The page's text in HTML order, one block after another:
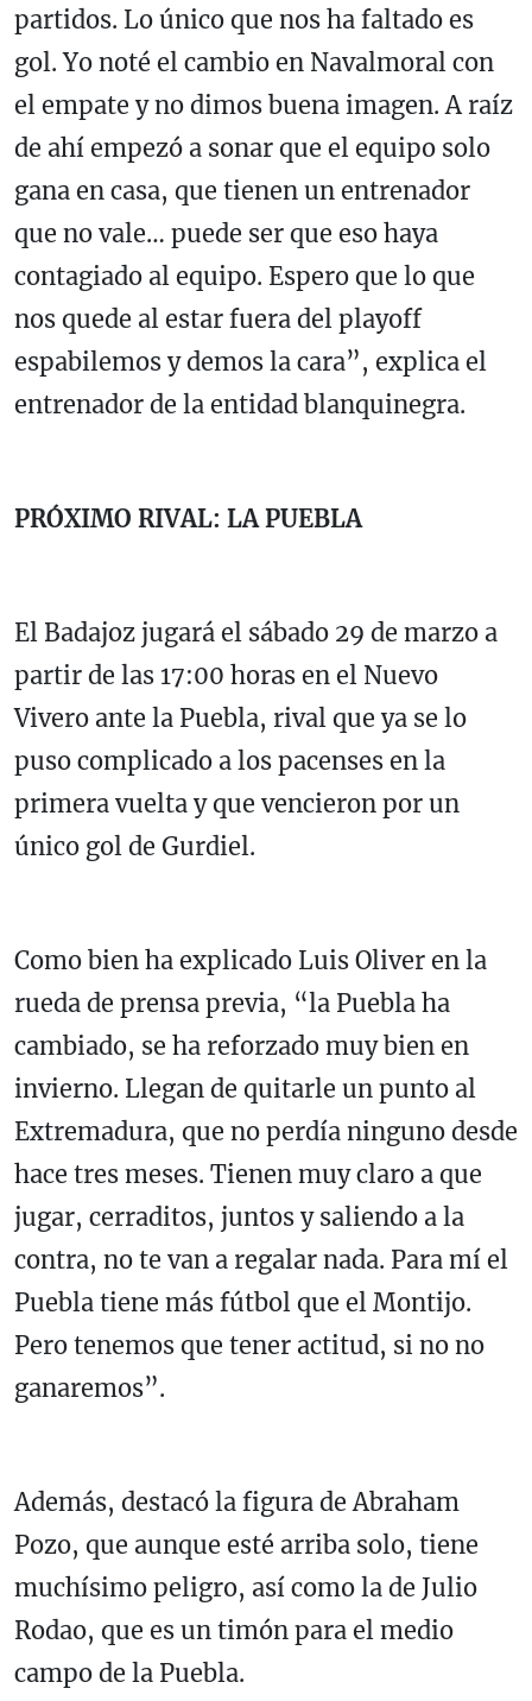
partidos. Lo único que nos ha faltado es
gol. Yo noté el cambio en Navalmoral con
el empate y no dimos buena imagen. A raíz
de ahí empezó a sonar que el equipo solo
gana en casa, que tienen un entrenador
que no vale… puede ser que eso haya
contagiado al equipo. Espero que lo que
nos quede al estar fuera del playoff
espabilemos y demos la cara”, explica el
entrenador de la entidad blanquinegra.
PRÓXIMO RIVAL: LA PUEBLA
El Badajoz jugará el sábado 29 de marzo a
partir de las 17:00 horas en el Nuevo
Vivero ante la Puebla, rival que ya se lo
puso complicado a los pacenses en la
primera vuelta y que vencieron por un
único gol de Gurdiel.
Como bien ha explicado Luis Oliver en la
rueda de prensa previa, “la Puebla ha
cambiado, se ha reforzado muy bien en
invierno. Llegan de quitarle un punto al
Extremadura, que no perdía ninguno desde
hace tres meses. Tienen muy claro a que
jugar, cerraditos, juntos y saliendo a la
contra, no te van a regalar nada. Para mí el
Puebla tiene más fútbol que el Montijo.
Pero tenemos que tener actitud, si no no
ganaremos”.
Además, destacó la figura de Abraham
Pozo, que aunque esté arriba solo, tiene
muchísimo peligro, así como la de Julio
Rodao, que es un timón para el medio
campo de la Puebla.